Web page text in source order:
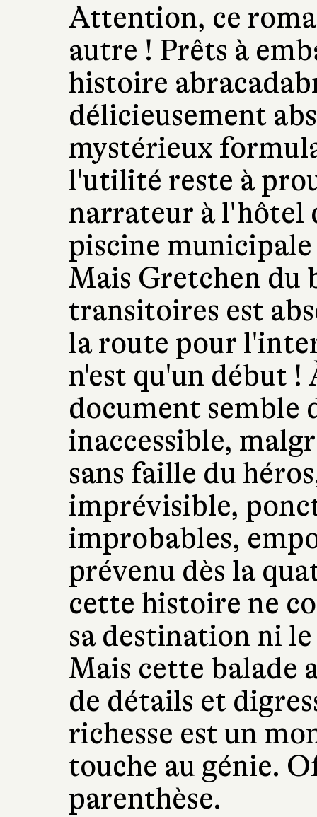
Attention, ce
autre ! Prêts à
histoire
délicieusement
mystérieux
l'utilité reste à
narrateur à l'hôtel
piscine
Mais Gretchen du
transitoires est
la route pour
n'est qu'un début !
document semble
inaccessible,
sans faille du
imprévisible,
improbables,
prévenu dès la
cette histoire ne
sa destination ni
Mais cette
de détails et
richesse est un
touche au génie.
parenthèse.